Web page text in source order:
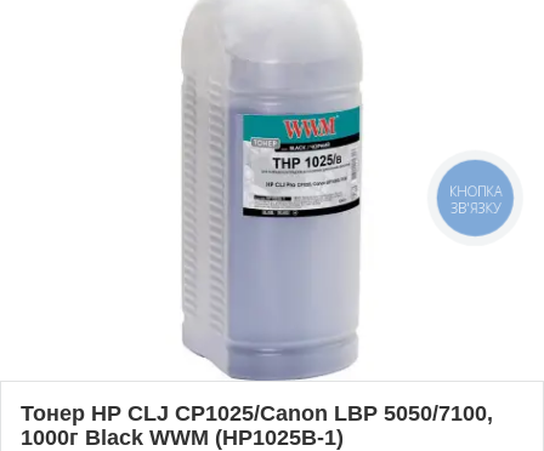
Тонер HP CLJ CP1025/Canon LBP 5050/7100,
1000г Black WWM (HP1025B-1)
КНОПКА
ЗВ'ЯЗКУ